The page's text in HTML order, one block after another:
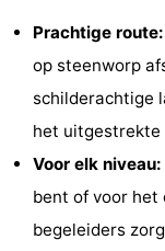
Wijngaerde
breakfasts)
Campings
Hotels
Vakantiehuizen
-
Buitenhof
Prachtige route:
op steenworp
schilderachtige
het uitgestrekte
Voor elk niveau:
bent of voor het
begeleiders